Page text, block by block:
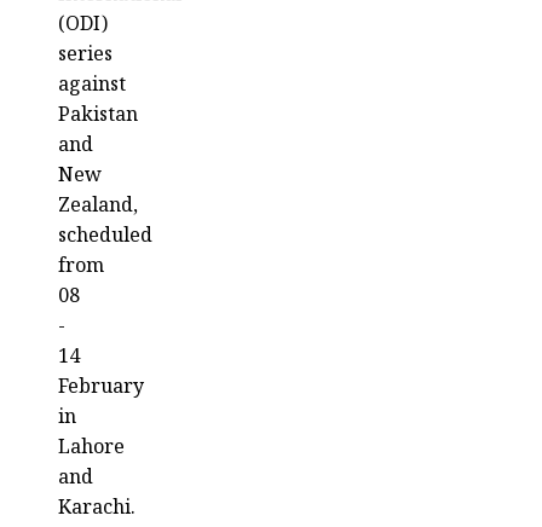
(ODI)
series
against
Pakistan
and
New
Zealand,
scheduled
from
08
-
14
February
in
Lahore
and
Karachi.